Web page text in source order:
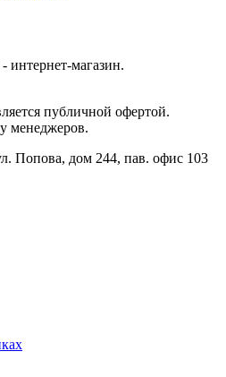
интернет-магазин.
публичной офертой.
менеджеров.
Попова, дом 244, пав. офис 103